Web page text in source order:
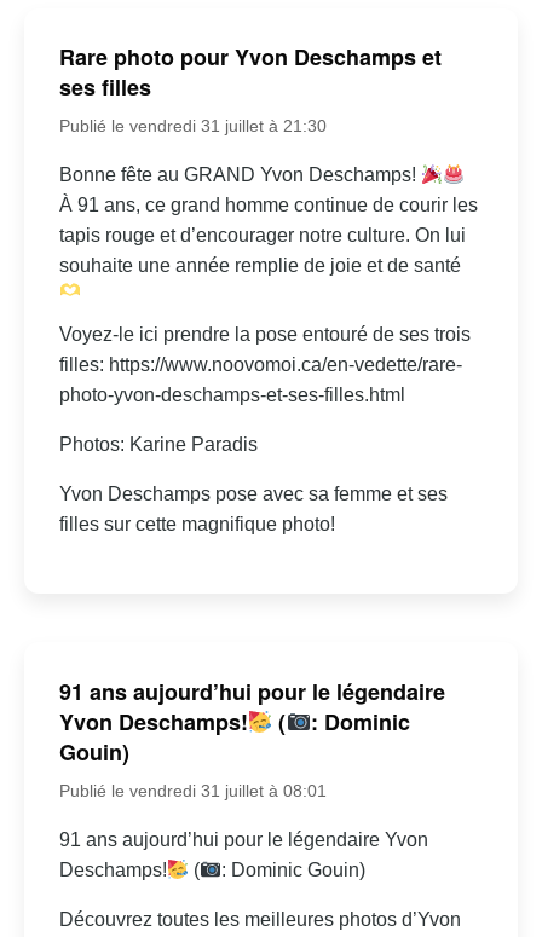
Rare photo pour Yvon Deschamps et
ses filles
Publié le vendredi 31 juillet à 21:30
Bonne fête au GRAND Yvon Deschamps!
À 91 ans, ce grand homme continue de courir les
tapis rouge et d’encourager notre culture. On lui
souhaite une année remplie de joie et de santé
Voyez-le ici prendre la pose entouré de ses trois
filles: https://www.noovomoi.ca/en-vedette/rare-
photo-yvon-deschamps-et-ses-filles.html
Photos: Karine Paradis
Yvon Deschamps pose avec sa femme et ses
filles sur cette magnifique photo!
91 ans aujourd’hui pour le légendaire
Yvon Deschamps!
(
: Dominic
Gouin)
Publié le vendredi 31 juillet à 08:01
91 ans aujourd’hui pour le légendaire Yvon
Deschamps!
( : Dominic Gouin)
Découvrez toutes les meilleures photos d’Yvon